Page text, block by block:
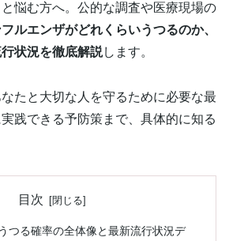
悩む方へ。公的な調査や医療現場の
ルエンザがどれくらいうつるのか、
状況を徹底解説します。
たと大切な人を守るために必要な最
践できる予防策まで、具体的に知る
目次
つる確率の全体像と最新流行状況デ